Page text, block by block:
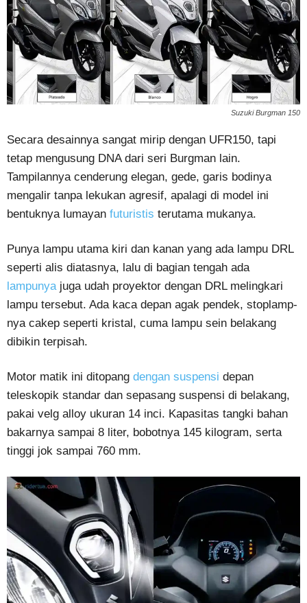
Suzuki Burgman 150
Secara desainnya sangat mirip dengan UFR150, tapi
tetap mengusung DNA dari seri Burgman lain.
Tampilannya cenderung elegan, gede, garis bodinya
mengalir tanpa lekukan agresif, apalagi di model ini
bentuknya lumayan futuristis terutama mukanya.
Punya lampu utama kiri dan kanan yang ada lampu DRL
seperti alis diatasnya, lalu di bagian tengah ada
lampunyajuga udah proyektor dengan DRL melingkari
lampu tersebut. Ada kaca depan agak pendek, stoplamp-
nya cakep seperti kristal, cuma lampu sein belakang
dibikin terpisah.
Motor matik ini ditopang dengan suspensi depan
teleskopik standar dan sepasang suspensi di belakang,
pakai velg alloy ukuran 14 inci. Kapasitas tangki bahan
bakarnya sampai 8 liter, bobotnya 145 kilogram, serta
tinggi jok sampai 760 mm.